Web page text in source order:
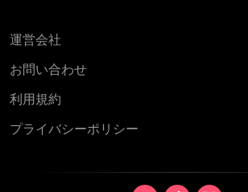
運営会社
お問い合わせ
利用規約
プライバシーポリシー